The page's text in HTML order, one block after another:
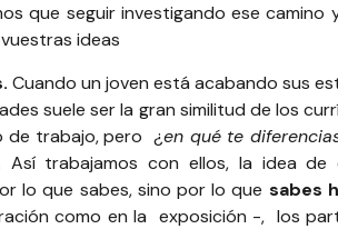
que seguir investigando ese camino
ideas
Cuando un joven está acabando sus
suele ser la gran similitud de los
de trabajo, pero ¿en qué te
Así trabajamos con ellos, la idea de
lo que sabes, sino por lo que sabes
como en la exposición -, los